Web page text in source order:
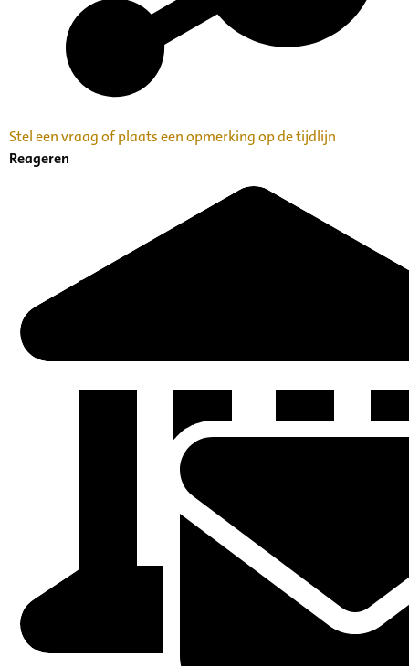
Stel een vraag of plaats een opmerking op de tijdlijn
Reageren